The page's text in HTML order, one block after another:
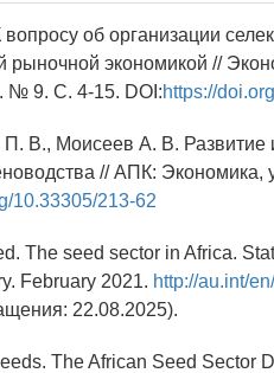
об организации
рыночной экономикой //
№ 9. С. 4-15. DOI:https://
В., Моисеев А. В. Развитие
// АПК:
10.33305/213-62
The seed sector in Africa.
February 2021. http://au.int/
22.08.2025).
The African Seed Sector